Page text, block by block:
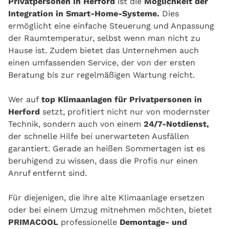
Integration in Smart-Home-Systeme. Dies
ermöglicht eine einfache Steuerung und Anpassung
der Raumtemperatur, selbst wenn man nicht zu
Hause ist. Zudem bietet das Unternehmen auch
einen umfassenden Service, der von der ersten
Beratung bis zur regelmäßigen Wartung reicht.
Wer auf top Klimaanlagen für Privatpersonen in
Herford setzt, profitiert nicht nur von modernster
Technik, sondern auch von einem 24/7-Notdienst,
der schnelle Hilfe bei unerwarteten Ausfällen
garantiert. Gerade an heißen Sommertagen ist es
beruhigend zu wissen, dass die Profis nur einen
Anruf entfernt sind.
Für diejenigen, die ihre alte Klimaanlage ersetzen
oder bei einem Umzug mitnehmen möchten, bietet
PRIMACOOL professionelle Demontage- und